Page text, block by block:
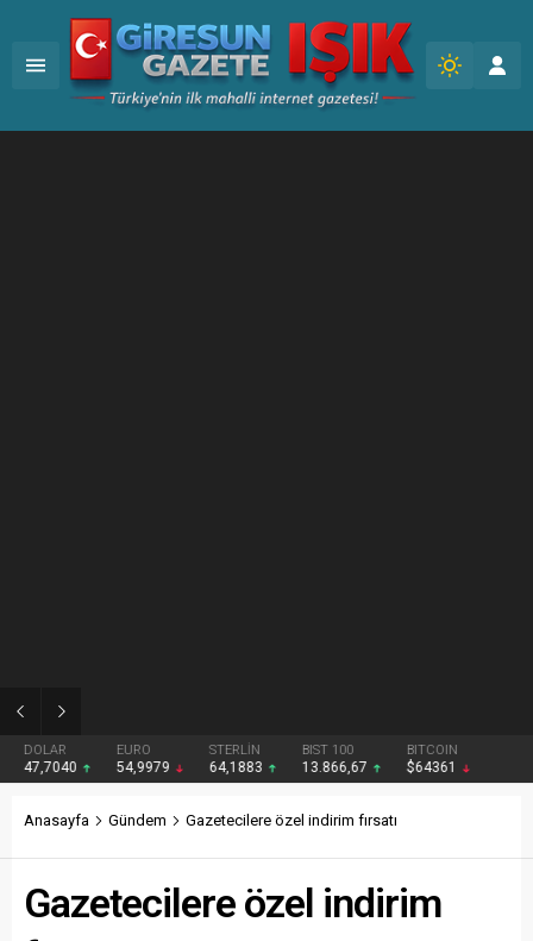
DOLAR
47,7040
EURO
54,9979
STERLİN
64,1883
BIST 100
13.866,67
BITCOIN
$64361
Anasayfa Gündem Gazetecilere özel indirim fırsatı
Gazetecilere özel indirim